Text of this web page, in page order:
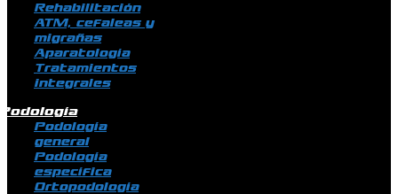
Rehabilitación
ATM, cefaleas y
migrañas
Aparatología
Tratamientos
integrales
Podología
general
Podología
específica
Ortopodología